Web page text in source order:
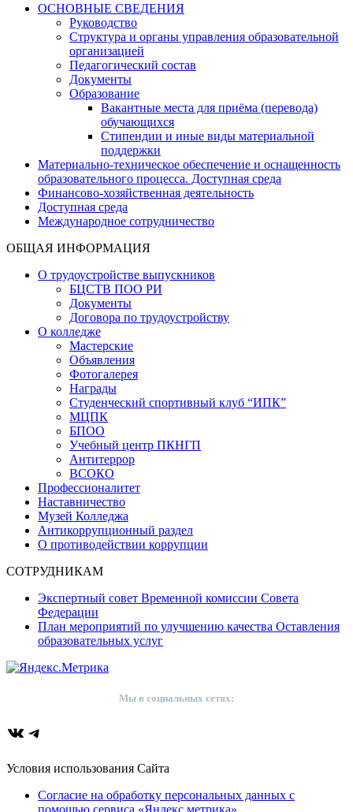
ОСНОВНЫЕ СВЕДЕНИЯ
Руководство
Структура и органы управления образовательной
организацией
Педагогический состав
Документы
Образование
Вакантные места для приёма (перевода)
обучающихся
Стипендии и иные виды материальной
поддержки
Материально-техническое обеспечение и оснащенность
образовательного процесса. Доступная среда
Финансово-хозяйственная деятельность
Доступная среда
Международное сотрудничество
ОБЩАЯ ИНФОРМАЦИЯ
О трудоустройстве выпускников
БЦСТВ ПОО РИ
Документы
Договора по трудоустройству
О колледже
Мастерские
Объявления
Фотогалерея
Награды
Студенческий спортивный клуб “ИПК”
МЦПК
БПОО
Учебный центр ПКНГП
Антитеррор
ВСОКО
Профессионалитет
Наставничество
Музей Колледжа
Антикоррупционный раздел
О противодействии коррупции
СОТРУДНИКАМ
Экспертный совет Временной комиссии Совета
Федерации
План мероприятий по улучшению качества Оставления
образовательных услуг
Мы в социальных сетях:
ВКонтакте
Telegram
Условия использования Сайта
Согласие на обработку персональных данных с
помощью сервиса «Яндекс.метрика»